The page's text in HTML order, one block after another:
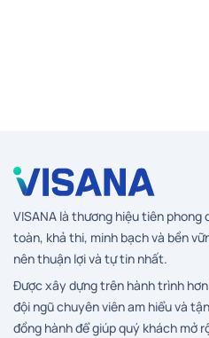
VISANA là thương hiệu tiên phong
toàn, khả thi, minh bạch và bền
nên thuận lợi và tự tin nhất.
Được xây dựng trên hành trình
đội ngũ chuyên viên am hiểu và
đồng hành để giúp quý khách mở